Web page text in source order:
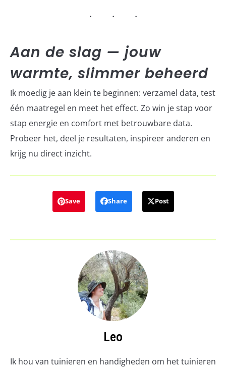
Aan de slag — jouw
warmte, slimmer beheerd
Ik moedig je aan klein te beginnen: verzamel data, test
één maatregel en meet het effect. Zo win je stap voor
stap energie en comfort met betrouwbare data.
Probeer het, deel je resultaten, inspireer anderen en
krijg nu direct inzicht.
Save Share Post
Leo
Ik hou van tuinieren en handigheden om het tuinieren